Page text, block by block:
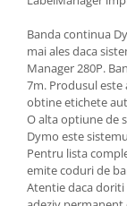
Banda continua
mai ales daca
Manager 280P.
7m. Produsul este
obtine etichete
O alta optiune de
Dymo este
Pentru lista
emite coduri de
Atentie daca doriti